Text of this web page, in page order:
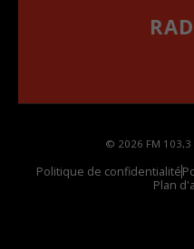
© 2026 FM
Politique de confidentialité
Plan